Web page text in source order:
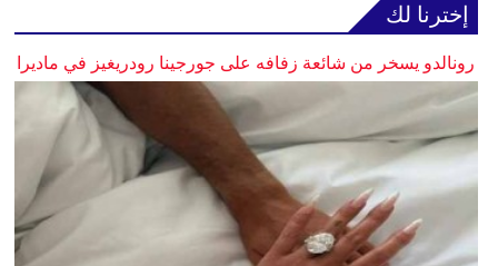
إخترنا لك
رونالدو يسخر من شائعة زفافه على جورجينا رودريغيز في ماديرا